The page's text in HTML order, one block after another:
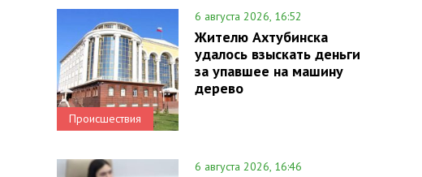
Происшествия
6 августа 2026, 16:52
Жителю Ахтубинска
удалось взыскать деньги
за упавшее на машину
дерево
6 августа 2026, 16:46